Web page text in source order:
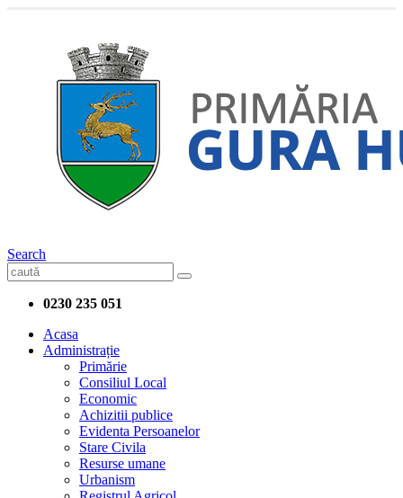
Search
0230 235 051
Acasa
Administrație
Primărie
Consiliul Local
Economic
Achizitii publice
Evidenta Persoanelor
Stare Civila
Resurse umane
Urbanism